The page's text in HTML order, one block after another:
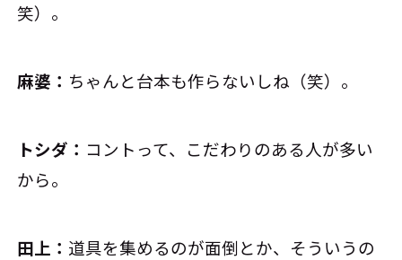
笑）。
麻婆： ちゃんと台本も作らないしね（笑）。
トシダ： コントって、こだわりのある人が多い
から。
田上： 道具を集めるのが面倒とか、そういうの